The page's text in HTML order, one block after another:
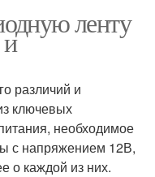
ленту
различий и
ключевых
необходимое
с напряжением 12В,
о каждой из них.